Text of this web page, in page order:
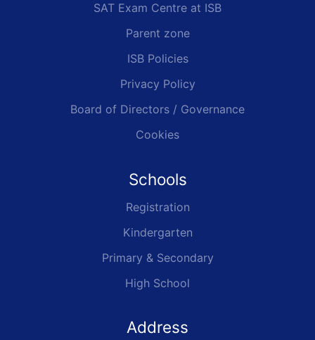
SAT Exam Centre at ISB
Parent zone
ISB Policies
Privacy Policy
Board of Directors / Governance
Cookies
Schools
Registration
Kindergarten
Primary & Secondary
High School
Address